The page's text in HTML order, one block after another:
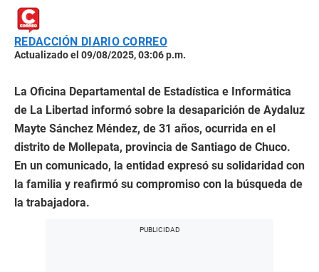
REDACCIÓN DIARIO CORREO
Actualizado el 09/08/2025, 03:06 p.m.
La Oficina Departamental de Estadística e Informática
de La Libertad informó sobre la desaparición de Aydaluz
Mayte Sánchez Méndez, de 31 años, ocurrida en el
distrito de Mollepata, provincia de Santiago de Chuco.
En un comunicado, la entidad expresó su solidaridad con
la familia y reafirmó su compromiso con la búsqueda de
la trabajadora.